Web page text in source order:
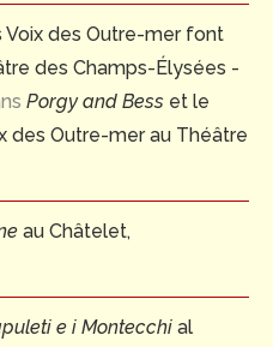
Voix des Outre-mer font
des Champs-Élysées -
Porgy and Bess et le
des Outre-mer au Théâtre
au Châtelet,
e i Montecchi al